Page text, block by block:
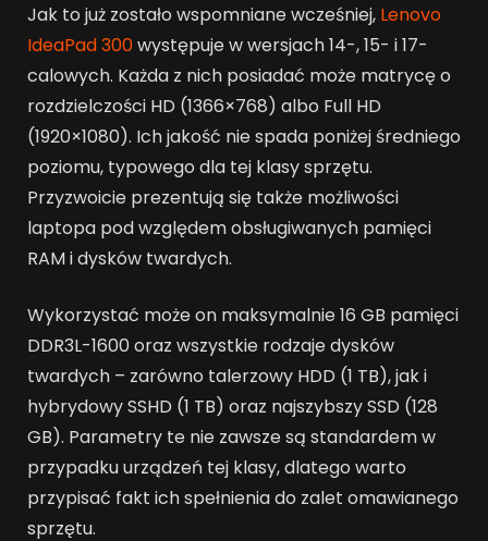
Jak to już zostało wspomniane wcześniej, Lenovo
IdeaPad 300występuje w wersjach 14-, 15- i 17-
calowych. Każda z nich posiadać może matrycę o
rozdzielczości HD (1366×768) albo Full HD
(1920×1080). Ich jakość nie spada poniżej średniego
poziomu, typowego dla tej klasy sprzętu.
Przyzwoicie prezentują się także możliwości
laptopa pod względem obsługiwanych pamięci
RAM i dysków twardych.
Wykorzystać może on maksymalnie 16 GB pamięci
DDR3L-1600 oraz wszystkie rodzaje dysków
twardych – zarówno talerzowy HDD (1 TB), jak i
hybrydowy SSHD (1 TB) oraz najszybszy SSD (128
GB). Parametry te nie zawsze są standardem w
przypadku urządzeń tej klasy, dlatego warto
przypisać fakt ich spełnienia do zalet omawianego
sprzętu.